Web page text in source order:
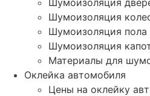
Шумоизоляция
Шумоизоляция пола
Шумоизоляция
Материалы для
Оклейка автомобиля
Цены на оклейку